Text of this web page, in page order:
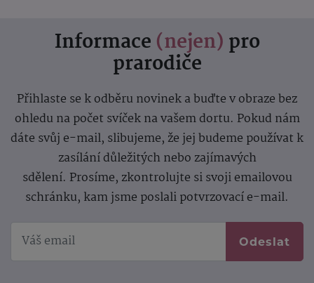
Informace (nejen) pro
prarodiče
Přihlaste se k odběru novinek a buďte v obraze bez
ohledu na počet svíček na vašem dortu. Pokud nám
dáte svůj e-mail, slibujeme, že jej budeme používat k
zasílání důležitých nebo zajímavých
sdělení. Prosíme, zkontrolujte si svoji emailovou
schránku, kam jsme poslali potvrzovací e-mail.
Odeslat